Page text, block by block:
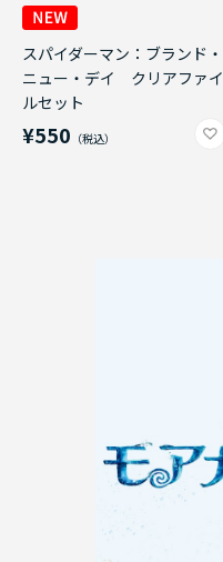
スパイダーマン：ブランド・
ニュー・デイ クリアファイ
ルセット
¥550